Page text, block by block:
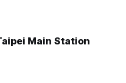
Main Station